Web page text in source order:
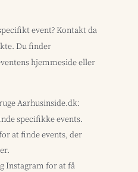
event? Kontakt da
Du finder
hjemmeside eller
Aarhusinside.dk:
specifikke events.
at finde events, der
Instagram for at få